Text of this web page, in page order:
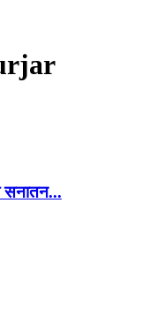
सनातन...